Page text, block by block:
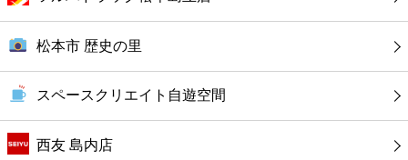
ホテル
松本市 歴史の里
スペースクリエイト自遊空間
西友 島内店